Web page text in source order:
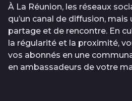
À La Réunion, les réseaux
qu’un canal de diffusion, mais
partage et de rencontre. En
la régularité et la proximité,
vos abonnés en une
en ambassadeurs de votre